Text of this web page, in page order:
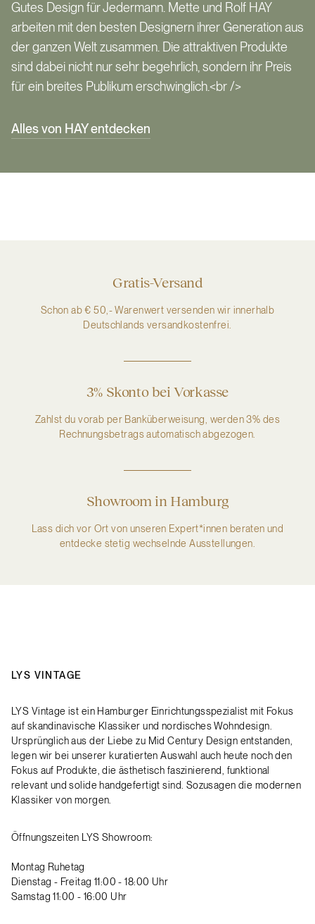
Gutes Design für Jedermann. Mette und Rolf HAY
arbeiten mit den besten Designern ihrer Generation aus
der ganzen Welt zusammen. Die attraktiven Produkte
sind dabei nicht nur sehr begehrlich, sondern ihr Preis
für ein breites Publikum erschwinglich.<br />
Alles von HAY entdecken
Gratis-Versand
Schon ab € 50,- Warenwert versenden wir innerhalb
Deutschlands versandkostenfrei.
3% Skonto bei Vorkasse
Zahlst du vorab per Banküberweisung, werden 3% des
Rechnungsbetrags automatisch abgezogen.
Showroom in Hamburg
Lass dich vor Ort von unseren Expert*innen beraten und
entdecke stetig wechselnde Ausstellungen.
LYS VINTAGE
LYS Vintage ist ein Hamburger Einrichtungsspezialist mit Fokus
auf skandinavische Klassiker und nordisches Wohndesign.
Ursprünglich aus der Liebe zu Mid Century Design entstanden,
legen wir bei unserer kuratierten Auswahl auch heute noch den
Fokus auf Produkte, die ästhetisch faszinierend, funktional
relevant und solide handgefertigt sind. Sozusagen die modernen
Klassiker von morgen.
Öffnungszeiten LYS Showroom:
Montag Ruhetag
Dienstag - Freitag 11:00 - 18:00 Uhr
Samstag 11:00 - 16:00 Uhr